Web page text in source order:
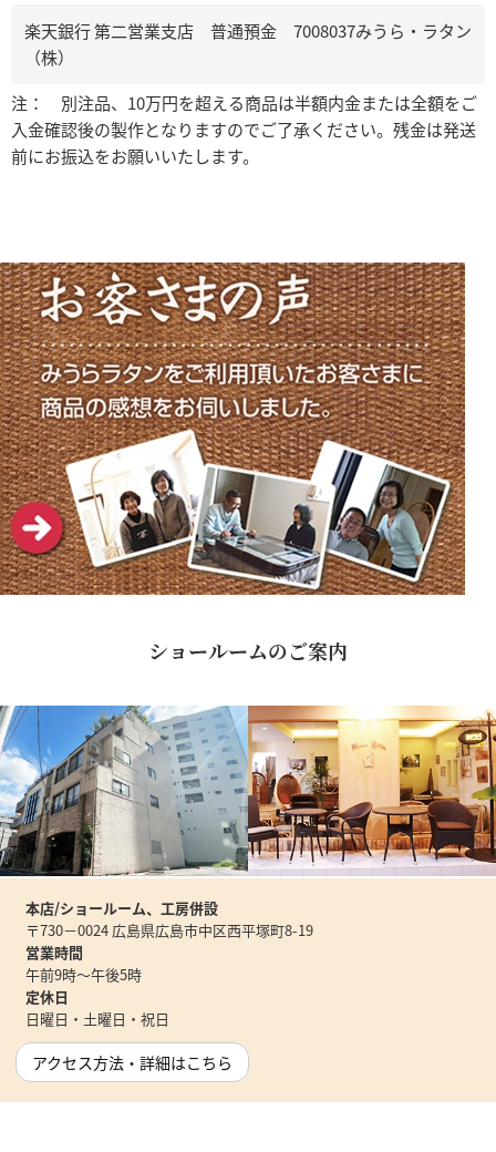
楽天銀行 第二営業支店 普通預金 7008037みうら・ラタン
（株）
注： 別注品、10万円を超える商品は半額内金または全額をご
入金確認後の製作となりますのでご了承ください。残金は発送
前にお振込をお願いいたします。
ショールームのご案内
本店/ショールーム、工房併設
〒730－0024 広島県広島市中区西平塚町8-19
営業時間
午前9時～午後5時
定休日
日曜日・土曜日・祝日
アクセス方法・詳細はこちら